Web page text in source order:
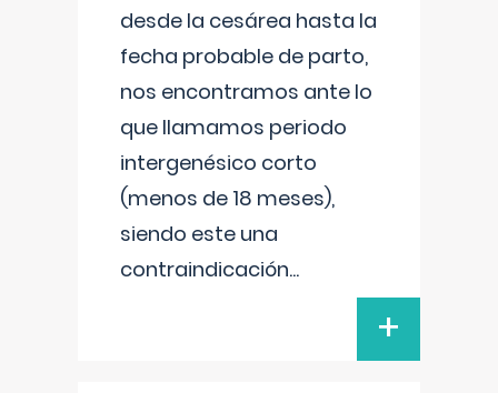
desde la cesárea hasta la
fecha probable de parto,
nos encontramos ante lo
que llamamos periodo
intergenésico corto
(menos de 18 meses),
siendo este una
contraindicación...
+